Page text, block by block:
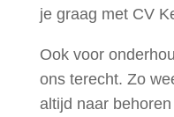
je graag met CV
Ook voor
ons terecht. Zo
altijd naar